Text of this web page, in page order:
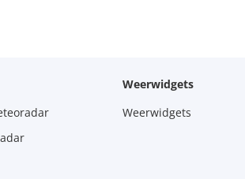
Weerwidgets
Weerwidgets